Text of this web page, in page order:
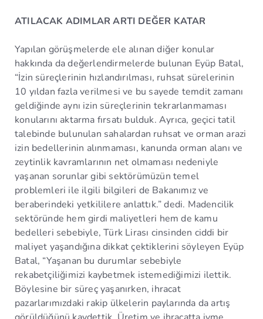
ATILACAK ADIMLAR ARTI DEĞER KATAR
Yapılan görüşmelerde ele alınan diğer konular
hakkında da değerlendirmelerde bulunan Eyüp Batal,
“İzin süreçlerinin hızlandırılması, ruhsat sürelerinin
10 yıldan fazla verilmesi ve bu sayede temdit zamanı
geldiğinde aynı izin süreçlerinin tekrarlanmaması
konularını aktarma fırsatı bulduk. Ayrıca, geçici tatil
talebinde bulunulan sahalardan ruhsat ve orman arazi
izin bedellerinin alınmaması, kanunda orman alanı ve
zeytinlik kavramlarının net olmaması nedeniyle
yaşanan sorunlar gibi sektörümüzün temel
problemleri ile ilgili bilgileri de Bakanımız ve
beraberindeki yetkililere anlattık.” dedi. Madencilik
sektöründe hem girdi maliyetleri hem de kamu
bedelleri sebebiyle, Türk Lirası cinsinden ciddi bir
maliyet yaşandığına dikkat çektiklerini söyleyen Eyüp
Batal, “Yaşanan bu durumlar sebebiyle
rekabetçiliğimizi kaybetmek istemediğimizi ilettik.
Böylesine bir süreç yaşanırken, ihracat
pazarlarımızdaki rakip ülkelerin paylarında da artış